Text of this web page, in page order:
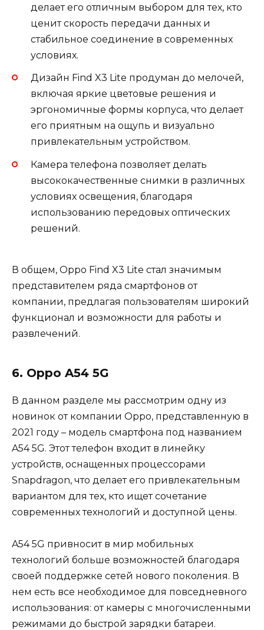
делает его отличным выбором для тех, кто
ценит скорость передачи данных и
стабильное соединение в современных
условиях.
Дизайн Find X3 Lite продуман до мелочей,
включая яркие цветовые решения и
эргономичные формы корпуса, что делает
его приятным на ощупь и визуально
привлекательным устройством.
Камера телефона позволяет делать
высококачественные снимки в различных
условиях освещения, благодаря
использованию передовых оптических
решений.
В общем, Oppo Find X3 Lite стал значимым
представителем ряда смартфонов от
компании, предлагая пользователям широкий
функционал и возможности для работы и
развлечений.
6. Oppo A54 5G
В данном разделе мы рассмотрим одну из
новинок от компании Oppo, представленную в
2021 году – модель смартфона под названием
A54 5G. Этот телефон входит в линейку
устройств, оснащенных процессорами
Snapdragon, что делает его привлекательным
вариантом для тех, кто ищет сочетание
современных технологий и доступной цены.
A54 5G привносит в мир мобильных
технологий больше возможностей благодаря
своей поддержке сетей нового поколения. В
нем есть все необходимое для повседневного
использования: от камеры с многочисленными
режимами до быстрой зарядки батареи.